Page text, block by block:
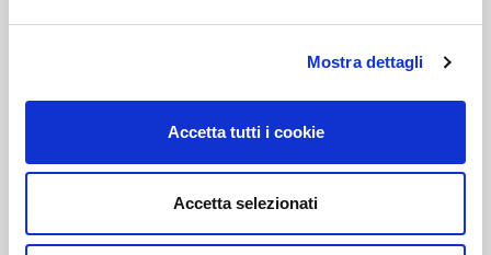
Mostra dettagli
Accetta tutti i cookie
Accetta selezionati
Bilanci
Beni immobili e gestione patrimonio